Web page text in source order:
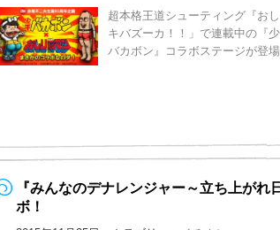
超本格王道シューティング『お
キバズーカ！！」で連載中の『
バカボン』コラボステージが登
『みんなのデナレンジャー～立ち上が
ボ！